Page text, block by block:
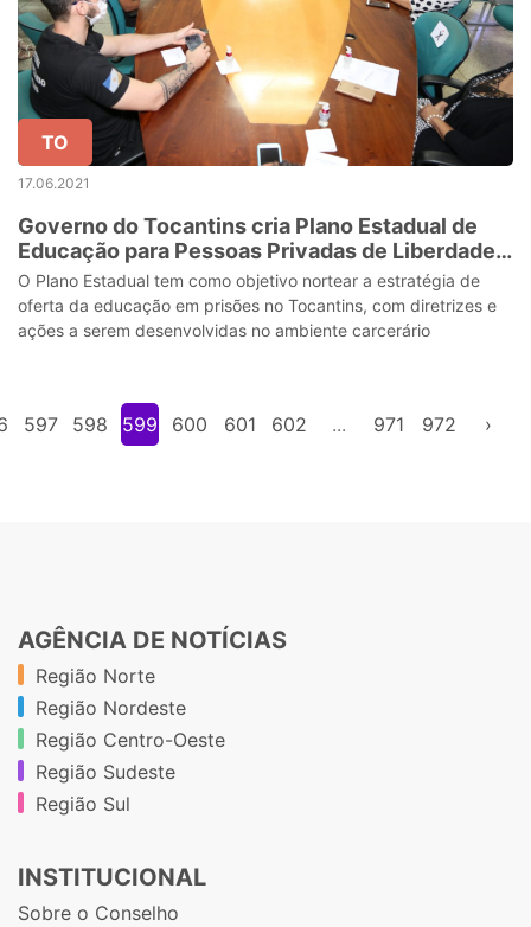
TO
17.06.2021
Governo do Tocantins cria Plano Estadual de
Educação para Pessoas Privadas de Liberdade e
Egressas do Sistema Penal
O Plano Estadual tem como objetivo nortear a estratégia de
oferta da educação em prisões no Tocantins, com diretrizes e
ações a serem desenvolvidas no ambiente carcerário
597 598 599 600 601 602 ... 971 972 ›
AGÊNCIA DE NOTÍCIAS
Região Norte
Região Nordeste
Região Centro-Oeste
Região Sudeste
Região Sul
INSTITUCIONAL
Sobre o Conselho